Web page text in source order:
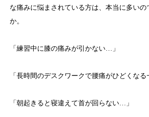
な痛みに悩まされている方は、本当に多いの
か。
「練習中に膝の痛みが引かない…」
「長時間のデスクワークで腰痛がひどくなる
「朝起きると 寝違え て首が回らない…」